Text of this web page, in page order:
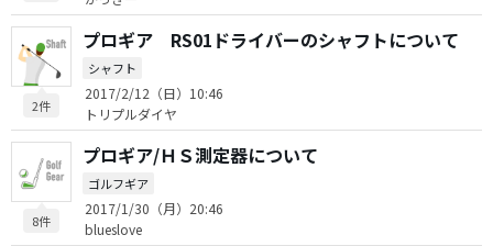
2件
プロギア RS01ドライバーのシャフトについて
シャフト
2017/2/12（日）10:46
トリプルダイヤ
8件
プロギア/ＨＳ測定器について
ゴルフギア
2017/1/30（月）20:46
blueslove